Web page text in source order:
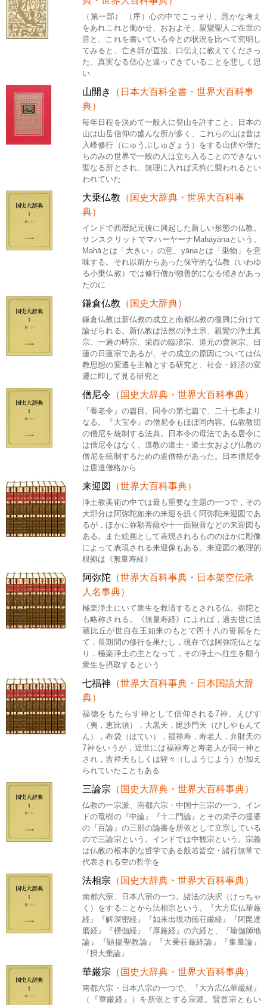
（第一部） （序）心の中でこっそり、愚かな考え
をあれこれと働かせ、おおよそ、親鸞聖人ご在世の
昔と、これを書いている今との状況を比べて究明し
てみると、亡き師が直接、口伝えに教えてくださっ
た、真実なる信心と違ってきていることを悲しく思
い
山開き
（日本大百科全書・世界大百科事
典）
毎年日程を決めて一般人に登山を許すこと。日本の
山は山岳信仰の盛んな所が多く、これらの山は昔は
入峰修行（にゅうぶしゅぎょう）をする山伏や僧た
ちのみの世界で一般の人は立ち入ることのできない
聖なる所とされ、無理に入れば天狗に襲われるとい
われていた
大乗仏教 （国史大辞典・世界大百科事
典）
インドで西暦紀元後に興起した新しい形態の仏教。
サンスクリットでマハーヤーナMahāyānaという。
Mahāとは「大きい」の意、yānaとは「乗物」を意
味する。それ以前からあった保守的な仏教（いわゆ
る小乗仏教）では修行僧が独善的になる傾きがあっ
たのに
鎌倉仏教 （国史大辞典）
鎌倉仏教は新仏教の成立と南都仏教の復興に分けて
論ぜられる。新仏教は法然の浄土宗、親鸞の浄土真
宗、一遍の時宗、栄西の臨済宗、道元の曹洞宗、日
蓮の日蓮宗であるが、その成立の原因については仏
教思想の変遷を主軸とする研究と、社会・経済の変
遷に即して見る研究と
僧尼令 （国史大辞典・世界大百科事典）
『養老令』の篇目。同令の第七篇で、二十七条より
なる。『大宝令』の僧尼令もほぼ同内容。仏教教団
の僧尼を統制する法典。日本令の母法である唐令に
は僧尼令はなく、道教の道士・道士女および仏教の
僧尼を統制するための道僧格があった。日本僧尼令
は唐道僧格から
来迎図 （世界大百科事典）
浄土教美術の中では最も重要な主題の一つで，その
大部分は阿弥陀如来の来迎を説く阿弥陀来迎図であ
るが，ほかに弥勒菩薩や十一面観音などの来迎図も
ある。また絵画として表現されるもののほかに彫像
によって表現される来迎像もある。来迎図の教理的
根拠は《無量寿経》
阿弥陀 （世界大百科事典・日本架空伝承
人名事典）
極楽浄土にいて衆生を救済するとされる仏。弥陀と
も略称される。《無量寿経》によれば，過去世に法
蔵比丘が世自在王如来のもとで四十八の誓願をた
て，長期間の修行を果たし，現在では阿弥陀仏とな
り，極楽浄土の主となって，その浄土へ往生を願う
衆生を摂取するという
七福神 （世界大百科事典・日本国語大辞
典）
福徳をもたらす神として信仰される7神。えびす
（夷，恵比須），大黒天，毘沙門天（びしやもんて
ん），布袋（ほてい），福禄寿，寿老人，弁財天の
7神をいうが，近世には福禄寿と寿老人が同一神と
され，吉祥天もしくは猩々（しようじよう）が加え
られていたこともある
三論宗 （国史大辞典・世界大百科事典）
仏教の一宗派、南都六宗・中国十三宗の一つ。イン
ドの竜樹の『中論』『十二門論』とその弟子の提婆
の『百論』の三部の論書を所依として立宗している
ので三論宗という。インドでは中観宗という。宗義
は仏教の根本的な哲学である般若皆空・諸行無常で
代表される空の哲学を
法相宗 （国史大辞典・世界大百科事典）
南都六宗、日本八宗の一つ。諸法の決択（けっちゃ
く）をすることから法相宗という。『大方広仏華厳
経』『解深密経』『如来出現功徳荘厳経』『阿毘達
磨経』『楞伽経』『厚厳経』の六経と、『瑜伽師地
論』『顕揚聖教論』『大乗荘厳経論』『集量論』
『摂大乗論』
華厳宗 （国史大辞典・世界大百科事典）
南都六宗・日本八宗の一つで、『大方広仏華厳経』
（『華厳経』）を所依とする宗派。賢首宗ともい